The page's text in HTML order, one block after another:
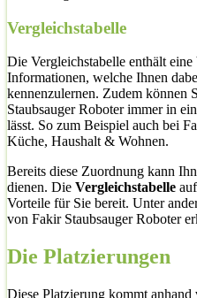
Vergleichstabelle
Die Vergleichstabelle enthält
Informationen, welche Ihnen
kennenzulernen. Zudem können
Staubsauger Roboter immer in
lässt. So zum Beispiel auch bei
Küche, Haushalt & Wohnen.
Bereits diese Zuordnung kann
dienen. Die Vergleichstabelle
Vorteile für Sie bereit. Unter
von Fakir Staubsauger Roboter
Die Platzierungen
Diese Platzierung kommt anhand